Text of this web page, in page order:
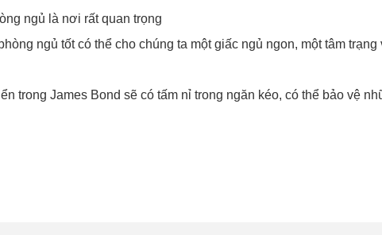
ngủ là nơi rất quan trọng
ngủ tốt có thể cho chúng ta một giấc ngủ ngon, một tâm
trong James Bond sẽ có tấm nỉ trong ngăn kéo, có thể bảo vệ